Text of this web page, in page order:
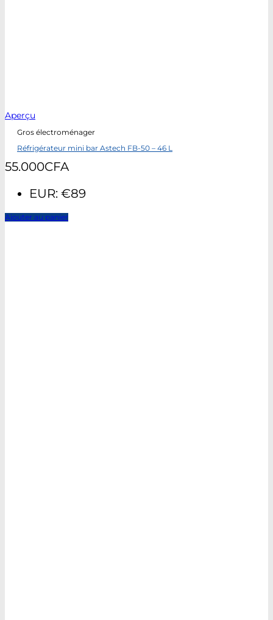
Aperçu
Gros électroménager
Réfrigérateur mini bar Astech FB-50 – 46 L
55.000CFA
EUR: €89
Ajouter au panier